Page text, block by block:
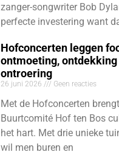
zanger-songwriter Bob
perfecte investering want
Hofconcerten leggen
ontmoeting, ontdekking
ontroering
26 juni 2026 Geen reacties
Met de Hofconcerten
Buurtcomité Hof ten Bos
het hart. Met drie unieke
wil men buren en